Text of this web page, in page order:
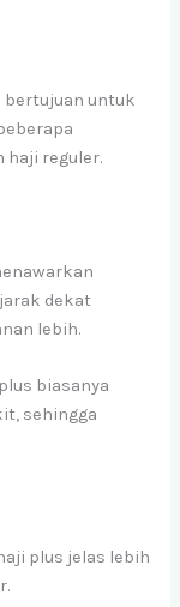
bertujuan untuk
haji reguler.
dekat
lebih.
biasanya
sehingga
plus jelas lebih